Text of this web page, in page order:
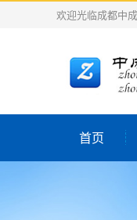
欢迎光临成都中
首页